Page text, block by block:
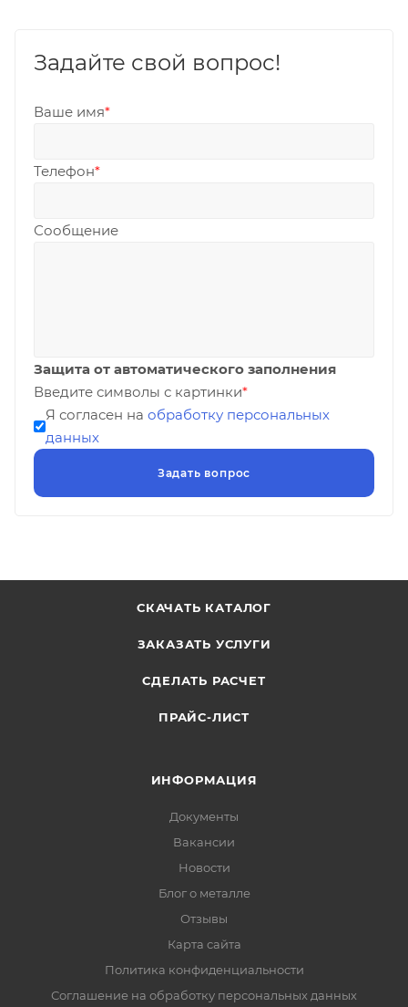
Задайте свой вопрос!
Ваше имя*
Телефон*
Сообщение
Защита от автоматического заполнения
Введите символы с картинки*
Я согласен на обработку персональных
данных
СКАЧАТЬ КАТАЛОГ
ЗАКАЗАТЬ УСЛУГИ
СДЕЛАТЬ РАСЧЕТ
ПРАЙС-ЛИСТ
ИНФОРМАЦИЯ
Документы
Вакансии
Новости
Блог о металле
Отзывы
Карта сайта
Политика конфиденциальности
Соглашение на обработку персональных данных